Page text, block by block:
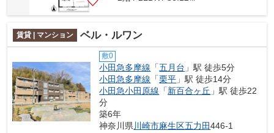
賃貸 | マンション ベル・ルワン
敷0
小田急多摩線 「五月台 」駅 徒歩5分
小田急多摩線 「栗平 」駅 徒歩14分
小田急小田原線 「新百合ヶ丘 」駅 徒歩22
分
築6年
神奈川県川崎市麻生区五力田446-1